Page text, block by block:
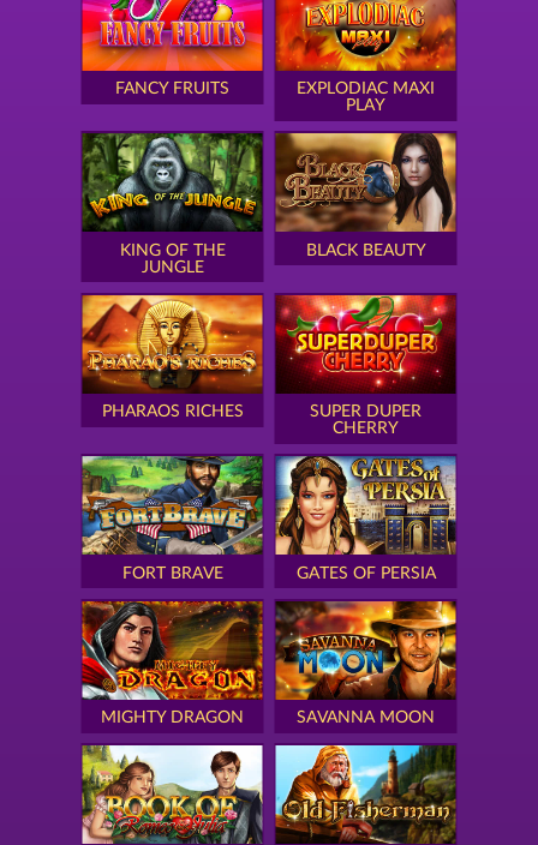
FANCY FRUITS
EXPLODIAC MAXI
PLAY
KING OF THE
JUNGLE
BLACK BEAUTY
PHARAOS RICHES
SUPER DUPER
CHERRY
FORT BRAVE GATES OF PERSIA
MIGHTY DRAGON SAVANNA MOON